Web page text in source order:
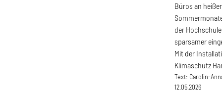
Büros an
der
sparsamer
Mit der
Klimaschutz
Text: Carolin-
12.05.2026